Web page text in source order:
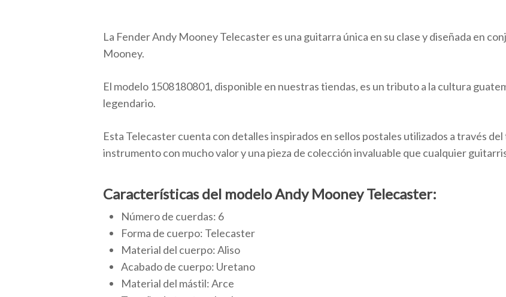
La Fender Andy Mooney Telecaster es una guitarra única en su clase y diseñada en
Mooney.
El modelo 1508180801, disponible en nuestras tiendas, es un tributo a la cultura
legendario.
Esta Telecaster cuenta con detalles inspirados en sellos postales utilizados a través
instrumento con mucho valor y una pieza de colección invaluable que cualquier
Características del modelo Andy Mooney Telecaster:
Número de cuerdas: 6
Forma de cuerpo: Telecaster
Material del cuerpo: Aliso
Acabado de cuerpo: Uretano
Material del mástil: Arce